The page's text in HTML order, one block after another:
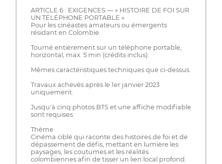
ARTICLE 6 : EXIGENCES — « HISTOIRE DE FOI SUR
UN TÉLÉPHONE PORTABLE »
Pour les cinéastes amateurs ou émergents
résidant en Colombie.
Tourné entièrement sur un téléphone portable,
horizontal, max. 5 min (crédits inclus).
Mêmes caractéristiques techniques que ci-dessus.
Travaux achevés après le 1er janvier 2023
uniquement.
Jusqu'à cinq photos BTS et une affiche modifiable
sont requises.
Thème
Cinéma ciblé qui raconte des histoires de foi et de
dépassement de défis, mettant en lumière les
paysages, les coutumes et les réalités
colombiennes afin de tisser un lien local profond.